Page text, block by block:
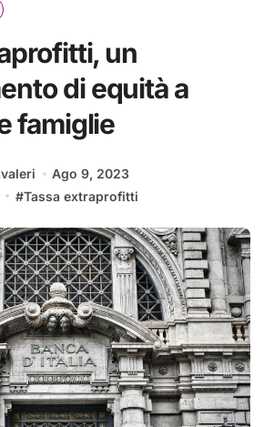
un
di equità a
famiglie
Ago 9, 2023
#Tassa extraprofitti